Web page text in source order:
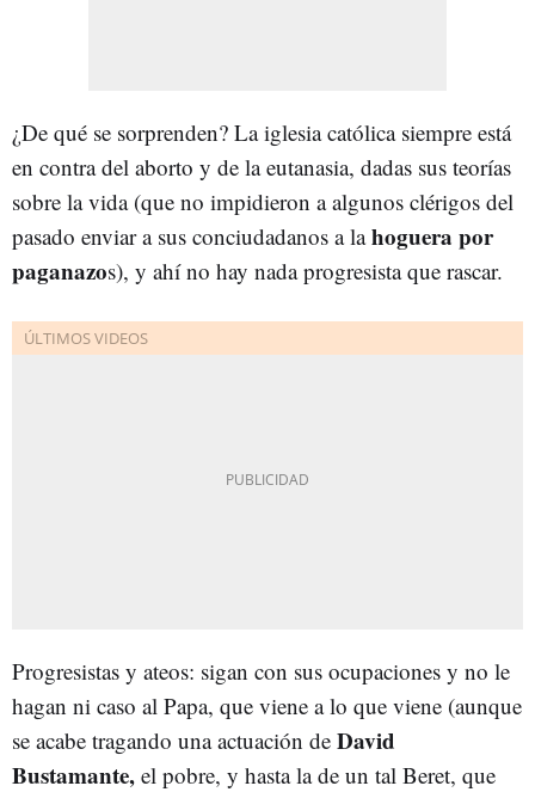
¿De qué se sorprenden? La iglesia católica siempre está
en contra del aborto y de la eutanasia, dadas sus teorías
sobre la vida (que no impidieron a algunos clérigos del
pasado enviar a sus conciudadanos a lahoguera por
paganazos), y ahí no hay nada progresista que rascar.
Progresistas y ateos: sigan con sus ocupaciones y no le
hagan ni caso al Papa, que viene a lo que viene (aunque
se acabe tragando una actuación de David
Bustamante, el pobre, y hasta la de un tal Beret, que